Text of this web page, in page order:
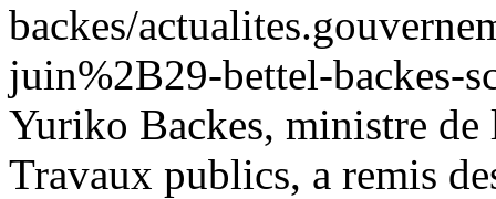
backes/
juin%2B29-bettel-backes-
Yuriko Backes, ministre
Travaux publics, a remis